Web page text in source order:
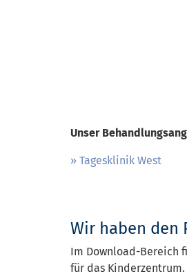
Unser
Tagesklinik West
Wir haben den
Im Download-Bereich
für das Kinderzentrum.